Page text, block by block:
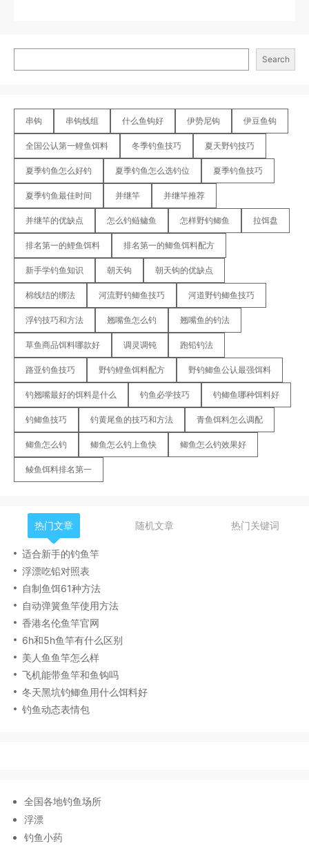
Search
串钩 串钩线组 什么鱼钩好 伊势尼钩 伊豆鱼钩
全国公认第一鲤鱼饵料 冬季钓鱼技巧 夏天野钓技巧
夏季钓鱼怎么好钓 夏季钓鱼怎么选钓位 夏季钓鱼技巧
夏季钓鱼最佳时间 并继竿 并继竿推荐
并继竿的优缺点 怎么钓鲢鳙鱼 怎样野钓鲫鱼 拉饵盘
排名第一的鲤鱼饵料 排名第一的鲫鱼饵料配方
新手学钓鱼知识 朝天钩 朝天钩的优缺点
棉线结的绑法 河流野钓鲫鱼技巧 河道野钓鲫鱼技巧
浮钓技巧和方法 翘嘴鱼怎么钓 翘嘴鱼的钓法
草鱼商品饵料哪款好 调灵调钝 跑铅钓法
路亚钓鱼技巧 野钓鲤鱼饵料配方 野钓鲫鱼公认最强饵料
钓翘嘴最好的饵料是什么 钓鱼必学技巧 钓鲫鱼哪种饵料好
钓鲫鱼技巧 钓黄尾鱼的技巧和方法 青鱼饵料怎么调配
鲫鱼怎么钓 鲫鱼怎么钓上鱼快 鲫鱼怎么钓效果好
鲮鱼饵料排名第一
热门文章 随机文章 热门关键词
适合新手的钓鱼竿
浮漂吃铅对照表
自制鱼饵61种方法
自动弹簧鱼竿使用方法
香港名伦鱼竿官网
6h和5h鱼竿有什么区别
美人鱼鱼竿怎么样
飞机能带鱼竿和鱼钩吗
冬天黑坑钓鲫鱼用什么饵料好
钓鱼动态表情包
全国各地钓鱼场所
浮漂
钓鱼小药